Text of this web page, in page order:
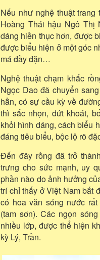
Nếu như nghệ thuật
Hoàng Thái hậu Ngô Thị
dáng hiền thục hơn, được
được biểu hiện ở một góc
má đầy đặn…
Nghệ thuật chạm khắc
Ngọc Dao đã chuyển
hẳn, có sự cầu kỳ về
thì sắc nhọn, dứt khoát,
khỏi hình dáng, cách biểu
đáng tiêu biểu, bộc lộ rõ
Đến đây rồng đã trở
trưng cho sức mạnh, uy
phần nào do ảnh hưởng
trí chỉ thấy ở Việt Nam bắt
có hoa văn sóng nước
(tam sơn). Các ngọn
nhiều lớp, được thể hiện
kỳ Lý, Trần.